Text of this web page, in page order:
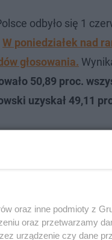
odbyło się 1
W poniedziałek nad
głosowania.
50,89 proc.
uzyskał 49,11
oraz inne podmioty z
oraz przetwarzamy
urządzenie czy dane